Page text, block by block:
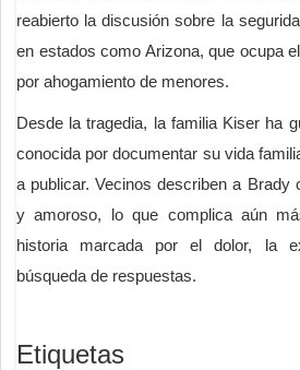
reabierto la discusión sobre la
en estados como Arizona, que ocupa
por ahogamiento de menores.
Desde la tragedia, la familia Kiser ha
conocida por documentar su vida
a publicar. Vecinos describen a Brady
y amoroso, lo que complica aún
historia marcada por el dolor, la
búsqueda de respuestas.
Etiquetas